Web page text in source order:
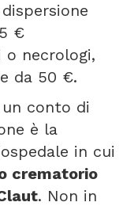
€
necrologi,
da 50 €.
conto di
è la
in cui
crematorio
. Non in